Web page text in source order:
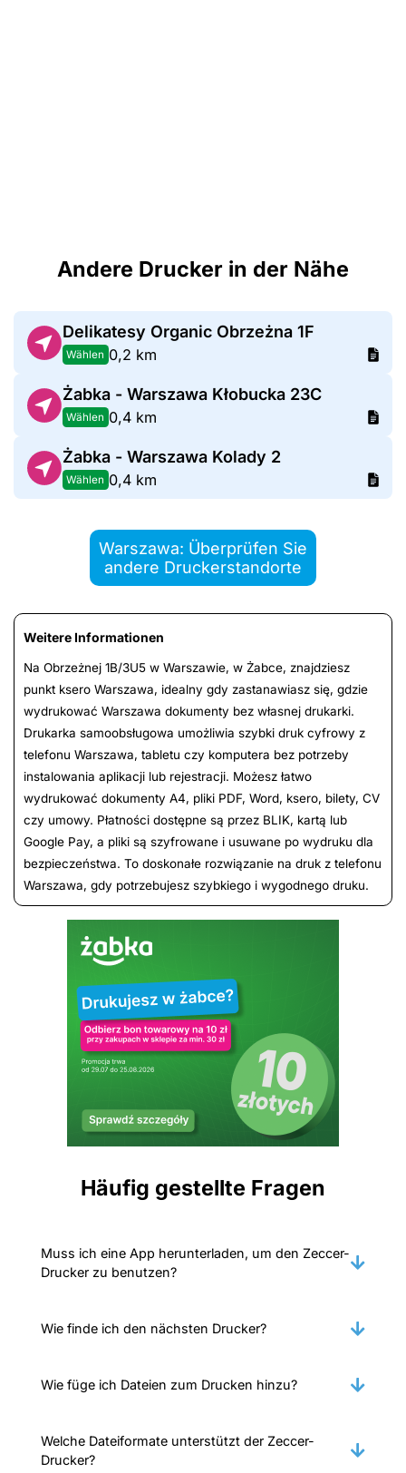
Andere Drucker in der Nähe
Delikatesy Organic Obrzeżna 1F
Wählen 0,2 km
Żabka - Warszawa Kłobucka 23C
Wählen 0,4 km
Żabka - Warszawa Kolady 2
Wählen 0,4 km
Warszawa: Überprüfen Sie
andere Druckerstandorte
Weitere Informationen
Na Obrzeżnej 1B/3U5 w Warszawie, w Żabce, znajdziesz
punkt ksero Warszawa, idealny gdy zastanawiasz się, gdzie
wydrukować Warszawa dokumenty bez własnej drukarki.
Drukarka samoobsługowa umożliwia szybki druk cyfrowy z
telefonu Warszawa, tabletu czy komputera bez potrzeby
instalowania aplikacji lub rejestracji. Możesz łatwo
wydrukować dokumenty A4, pliki PDF, Word, ksero, bilety, CV
czy umowy. Płatności dostępne są przez BLIK, kartą lub
Google Pay, a pliki są szyfrowane i usuwane po wydruku dla
bezpieczeństwa. To doskonałe rozwiązanie na druk z telefonu
Warszawa, gdy potrzebujesz szybkiego i wygodnego druku.
Häufig gestellte Fragen
Muss ich eine App herunterladen, um den Zeccer-
Drucker zu benutzen?
Wie finde ich den nächsten Drucker?
Wie füge ich Dateien zum Drucken hinzu?
Welche Dateiformate unterstützt der Zeccer-
Drucker?